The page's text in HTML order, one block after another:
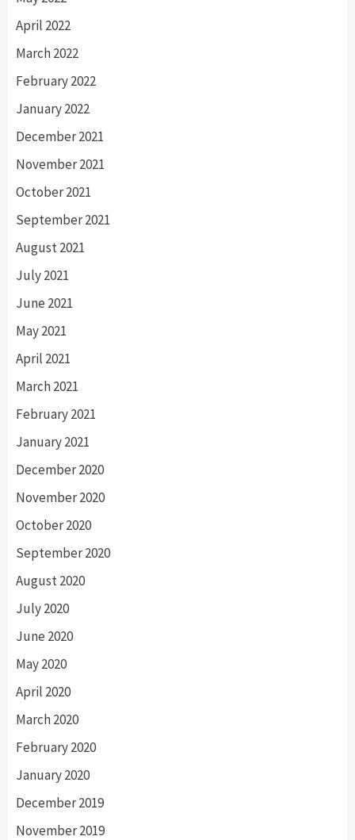
April 2022
March 2022
February 2022
January 2022
December 2021
November 2021
October 2021
September 2021
August 2021
July 2021
June 2021
May 2021
April 2021
March 2021
February 2021
January 2021
December 2020
November 2020
October 2020
September 2020
August 2020
July 2020
June 2020
May 2020
April 2020
March 2020
February 2020
January 2020
December 2019
November 2019